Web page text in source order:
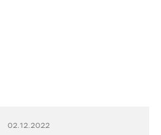
02.12.2022